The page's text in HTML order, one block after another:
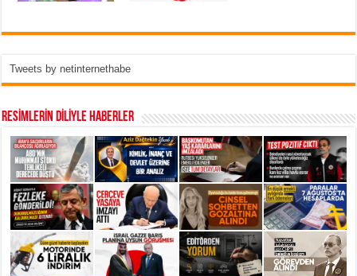
Tweets by netinternethabe
RESİMLERİN DİLİYLE HABERLER